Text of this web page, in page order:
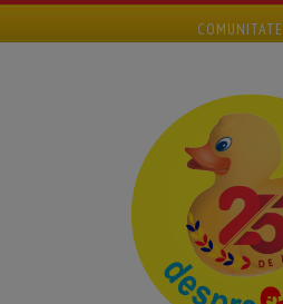
COMUNITATE